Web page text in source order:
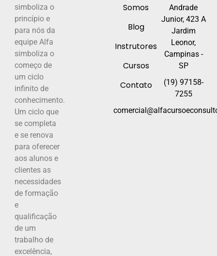
simboliza o
princípio e
para nós da
equipe Alfa
simboliza o
começo de
um ciclo
infinito de
conhecimento.
Um ciclo que
se completa
e se renova
para oferecer
aos alunos e
clientes as
necessidades
de formação
e
qualificação
de um
trabalho de
excelência,
Somos
Blog
Instrutores
Cursos
Contato
Andrade
Junior, 423 A
Jardim
Leonor,
Campinas -
SP
(19) 97158-
7255